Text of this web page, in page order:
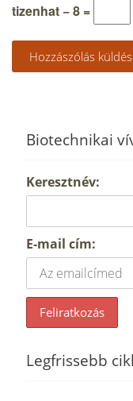
tizenhat − 8 =
Biotechnikai
Keresztnév:
E-mail cím:
Legfrissebb